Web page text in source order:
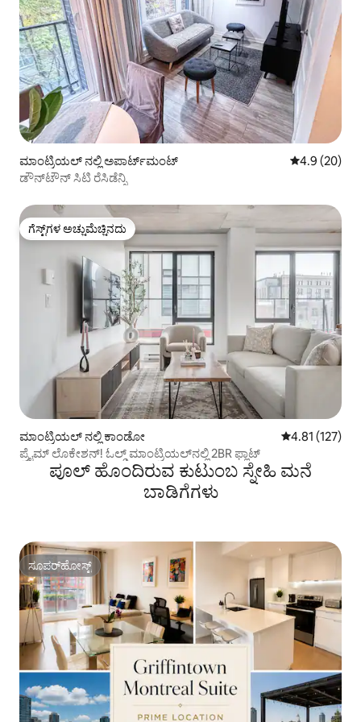
ಮಾಂಟ್ರಿಯಲ್ ನಲ್ಲಿ ಅಪಾರ್ಟ್‌ಮಂಟ್ 5 ರಲ್ಲಿ 4.9
4.9 (20)
ಡೌನ್‌ಟೌನ್ ಸಿಟಿ ರೆಸಿಡೆನ್ಸಿ
ಗೆಸ್ಟ್‌ಗಳ ಅಚ್ಚುಮೆಚ್ಚಿನದು
ಗೆಸ್ಟ್‌ಗಳ ಅಚ್ಚುಮೆಚ್ಚಿನದು
ಮಾಂಟ್ರಿಯಲ್ ನಲ್ಲಿ ಕಾಂಡೋ 5 ರಲ್ಲಿ 4.81
4.81 (127)
ಪ್ರೈಮ್ ಲೊಕೇಶನ್! ಓಲ್ಡ್ ಮಾಂಟ್ರಿಯಲ್‌ನಲ್ಲಿ 2BR ಫ್ಲಾಟ್
ಪೂಲ್ ಹೊಂದಿರುವ ಕುಟುಂಬ ಸ್ನೇಹಿ ಮನೆ
ಬಾಡಿಗೆಗಳು
ಸೂಪರ್‌ಹೋಸ್ಟ್
ಸೂಪರ್‌ಹೋಸ್ಟ್